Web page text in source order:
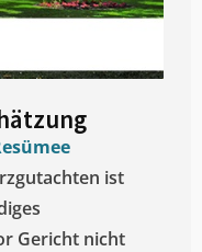
ist
Gericht nicht